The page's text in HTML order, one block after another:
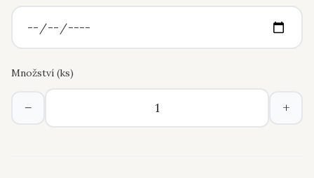
Množství (ks)
− +